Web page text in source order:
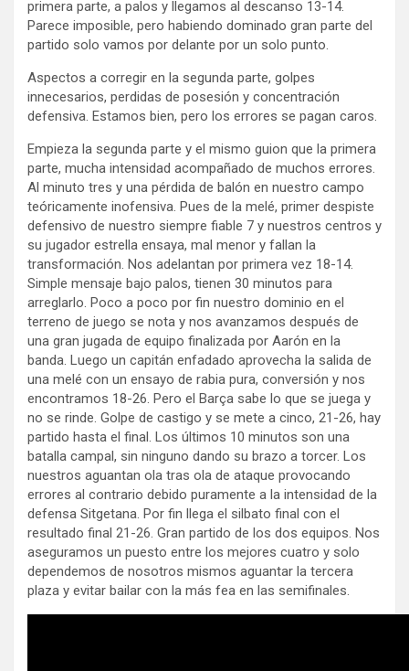
primera parte, a palos y llegamos al descanso 13-14.
Parece imposible, pero habiendo dominado gran parte del
partido solo vamos por delante por un solo punto.
Aspectos a corregir en la segunda parte, golpes
innecesarios, perdidas de posesión y concentración
defensiva. Estamos bien, pero los errores se pagan caros.
Empieza la segunda parte y el mismo guion que la primera
parte, mucha intensidad acompañado de muchos errores.
Al minuto tres y una pérdida de balón en nuestro campo
teóricamente inofensiva. Pues de la melé, primer despiste
defensivo de nuestro siempre fiable 7 y nuestros centros y
su jugador estrella ensaya, mal menor y fallan la
transformación. Nos adelantan por primera vez 18-14.
Simple mensaje bajo palos, tienen 30 minutos para
arreglarlo. Poco a poco por fin nuestro dominio en el
terreno de juego se nota y nos avanzamos después de
una gran jugada de equipo finalizada por Aarón en la
banda. Luego un capitán enfadado aprovecha la salida de
una melé con un ensayo de rabia pura, conversión y nos
encontramos 18-26. Pero el Barça sabe lo que se juega y
no se rinde. Golpe de castigo y se mete a cinco, 21-26, hay
partido hasta el final. Los últimos 10 minutos son una
batalla campal, sin ninguno dando su brazo a torcer. Los
nuestros aguantan ola tras ola de ataque provocando
errores al contrario debido puramente a la intensidad de la
defensa Sitgetana. Por fin llega el silbato final con el
resultado final 21-26. Gran partido de los dos equipos. Nos
aseguramos un puesto entre los mejores cuatro y solo
dependemos de nosotros mismos aguantar la tercera
plaza y evitar bailar con la más fea en las semifinales.